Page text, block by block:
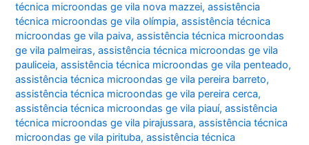
técnica microondas ge vila nova mazzei,assistência
técnica microondas ge vila olímpia,assistência técnica
microondas ge vila paiva,assistência técnica microondas
ge vila palmeiras,assistência técnica microondas ge vila
pauliceia,assistência técnica microondas ge vila penteado,
assistência técnica microondas ge vila pereira barreto,
assistência técnica microondas ge vila pereira cerca,
assistência técnica microondas ge vila piauí,assistência
técnica microondas ge vila pirajussara,assistência técnica
microondas ge vila pirituba,assistência técnica